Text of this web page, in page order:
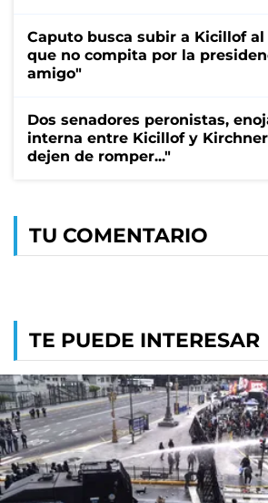
Caputo busca subir a Kicillof
que no compita por la
amigo"
Dos senadores peronistas,
interna entre Kicillof y
dejen de romper..."
TU COMENTARIO
TE PUEDE INTERESAR